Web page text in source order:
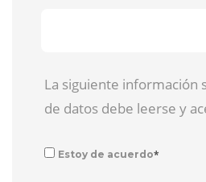
La siguiente información
de datos debe leerse y
Estoy de acuerdo*